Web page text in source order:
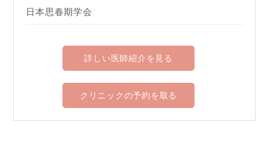
日本思春期学会
詳しい医師紹介を見る
クリニックの予約を取る